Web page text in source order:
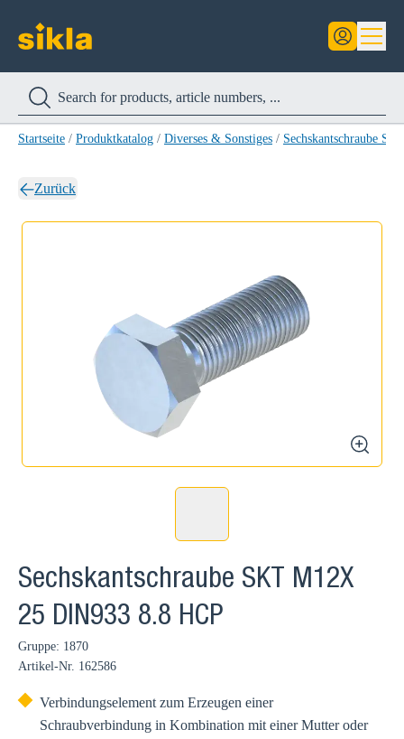
Startseite / Produktkatalog / Diverses & Sonstiges / Sechskantschraube
Zurück
zoom
Sechskantschraube SKT M12X
25 DIN933 8.8 HCP
Gruppe: 1870
Artikel-Nr. 162586
Verbindungselement zum Erzeugen einer
Schraubverbindung in Kombination mit einer Mutter oder